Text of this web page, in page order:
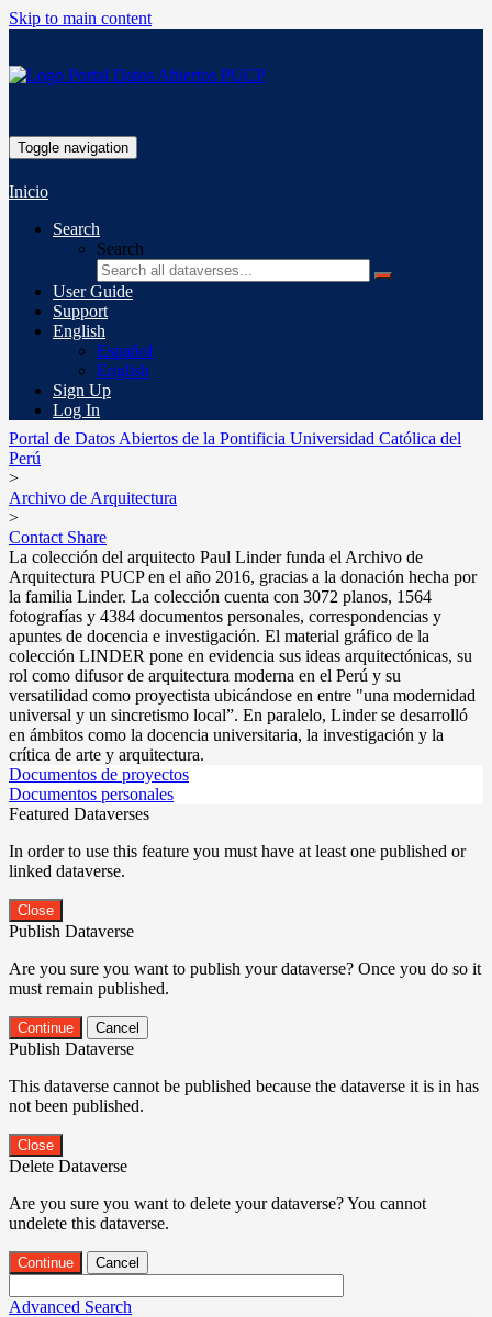
Skip to main content
Toggle navigation
Inicio
Search
Search
User Guide
Support
English
Español
English
Sign Up
Log In
Portal de Datos Abiertos de la Pontificia Universidad Católica del
Perú
>
Archivo de Arquitectura
>
Contact Share
La colección del arquitecto Paul Linder funda el Archivo de
Arquitectura PUCP en el año 2016, gracias a la donación hecha por
la familia Linder. La colección cuenta con 3072 planos, 1564
fotografías y 4384 documentos personales, correspondencias y
apuntes de docencia e investigación. El material gráfico de la
colección LINDER pone en evidencia sus ideas arquitectónicas, su
rol como difusor de arquitectura moderna en el Perú y su
versatilidad como proyectista ubicándose en entre "una modernidad
universal y un sincretismo local”. En paralelo, Linder se desarrolló
en ámbitos como la docencia universitaria, la investigación y la
crítica de arte y arquitectura.
Documentos de proyectos
Documentos personales
Featured Dataverses
In order to use this feature you must have at least one published or
linked dataverse.
Close
Publish Dataverse
Are you sure you want to publish your dataverse? Once you do so it
must remain published.
Continue Cancel
Publish Dataverse
This dataverse cannot be published because the dataverse it is in has
not been published.
Close
Delete Dataverse
Are you sure you want to delete your dataverse? You cannot
undelete this dataverse.
Continue Cancel
Advanced Search